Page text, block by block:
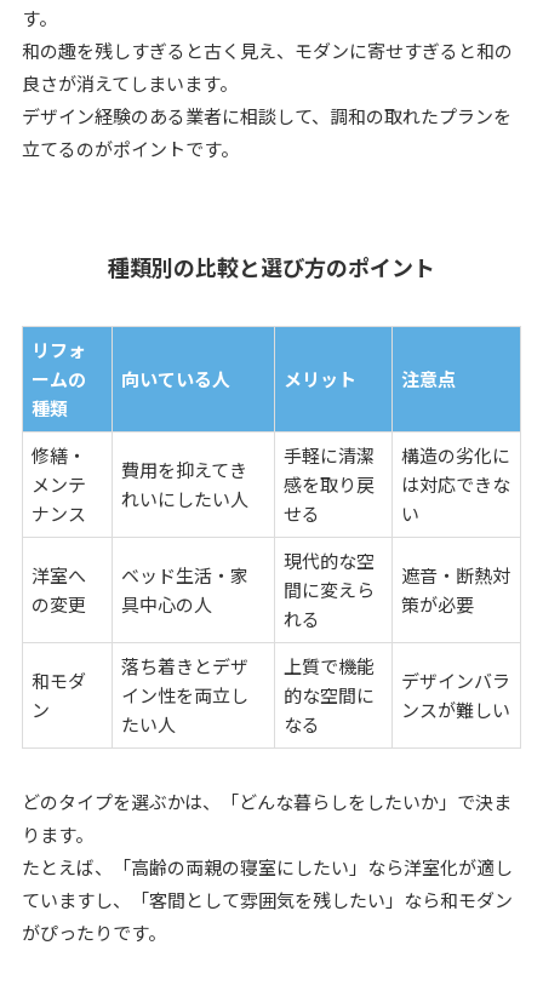
す。
和の趣を残しすぎると古く見え、モダンに寄せすぎると和の
良さが消えてしまいます。
デザイン経験のある業者に相談して、調和の取れたプランを
立てるのがポイントです。
種類別の比較と選び方のポイント
リフォ
ームの
種類
向いている人 メリット 注意点
修繕・
メンテ
ナンス
費用を抑えてき
れいにしたい人
手軽に清潔
感を取り戻
せる
構造の劣化に
は対応できな
い
洋室へ
の変更
ベッド生活・家
具中心の人
現代的な空
間に変えら
れる
遮音・断熱対
策が必要
和モダ
ン
落ち着きとデザ
イン性を両立し
たい人
上質で機能
的な空間に
なる
デザインバラ
ンスが難しい
どのタイプを選ぶかは、「どんな暮らしをしたいか」で決ま
ります。
たとえば、「高齢の両親の寝室にしたい」なら洋室化が適し
ていますし、「客間として雰囲気を残したい」なら和モダン
がぴったりです。